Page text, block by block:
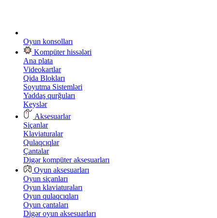
Oyun konsolları
Kompüter hissələri
Ana plata
Videokartlar
Qida Blokları
Soyutma Sistemləri
Yaddaş qurğuları
Keyslər
Aksesuarlar
Siçanlar
Klaviaturalar
Qulaqcıqlar
Çantalar
Digər kompüter aksesuarları
Oyun aksesuarları
Oyun siçanları
Oyun klaviaturaları
Oyun qulaqcıqları
Oyun çantaları
Digər oyun aksesuarları